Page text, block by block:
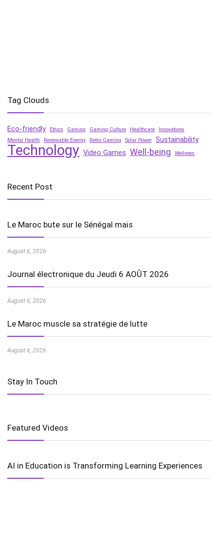
Tag Clouds
Eco-friendly Ethics Gaming Gaming Culture Healthcare
Innovations
Mental Health
Renewable Energy Retro Gaming Solar Power Sustainability
Technology Video Games Well-being Wellness
Recent Post
Le Maroc bute sur le Sénégal mais
August 6, 2026
Journal électronique du Jeudi 6 AOÛT 2026
August 6, 2026
Le Maroc muscle sa stratégie de lutte
August 6, 2026
Stay In Touch
Featured Videos
AI in Education is Transforming Learning Experiences